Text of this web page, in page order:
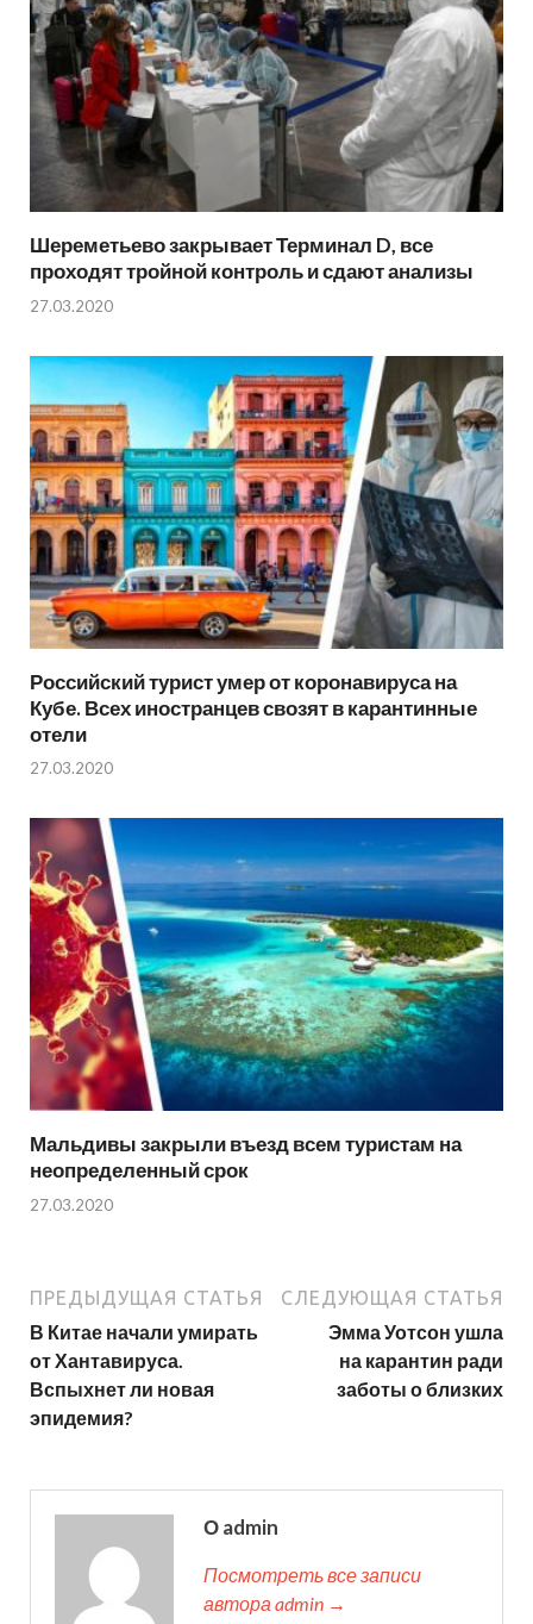
Шереметьево закрывает Терминал D, все
проходят тройной контроль и сдают анализы
27.03.2020
Российский турист умер от коронавируса на
Кубе. Всех иностранцев свозят в карантинные
отели
27.03.2020
Мальдивы закрыли въезд всем туристам на
неопределенный срок
27.03.2020
ПРЕДЫДУЩАЯ СТАТЬЯ
В Китае начали умирать
от Хантавируса.
Вспыхнет ли новая
эпидемия?
СЛЕДУЮЩАЯ СТАТЬЯ
Эмма Уотсон ушла
на карантин ради
заботы о близких
О admin
Посмотреть все записи
автора admin →